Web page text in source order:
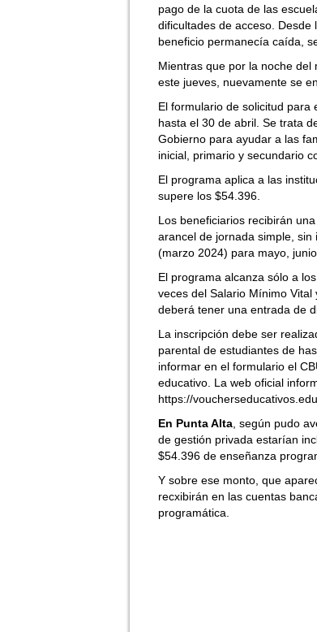
pago de la cuota de las
dificultades de acceso.
beneficio permanecía caída,
Mientras que por la noche
este jueves, nuevamente se
El formulario de solicitud para
hasta el 30 de abril. Se trata
Gobierno para ayudar a las
inicial, primario y secundario
El programa aplica a las
supere los $54.396.
Los beneficiarios recibirán
arancel de jornada simple,
(marzo 2024) para mayo,
El programa alcanza sólo a
veces del Salario Mínimo
deberá tener una entrada de
La inscripción debe ser
parental de estudiantes de
informar en el formulario el
educativo. La web oficial
https://
En Punta Alta , según pudo
de gestión privada estarían
$54.396 de enseñanza
Y sobre ese monto, que
recxibirán en las cuentas
programática.